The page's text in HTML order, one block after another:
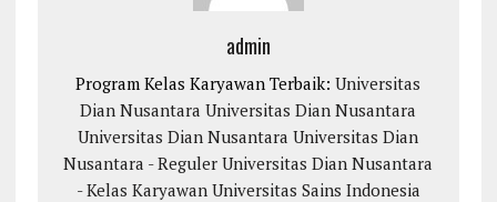
admin
Program Kelas Karyawan Terbaik:Universitas
Dian Nusantara Universitas Dian Nusantara
Universitas Dian Nusantara Universitas Dian
Nusantara - Reguler Universitas Dian Nusantara
- Kelas Karyawan Universitas Sains Indonesia